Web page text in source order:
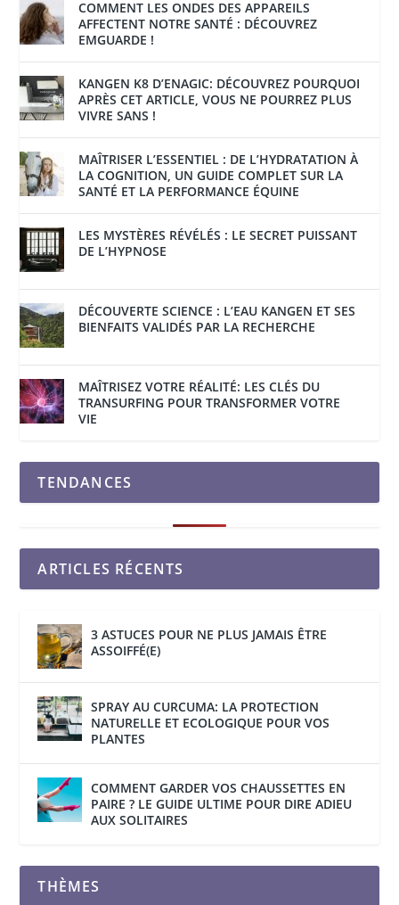
COMMENT LES ONDES DES APPAREILS
AFFECTENT NOTRE SANTÉ : DÉCOUVREZ
EMGUARDE !
KANGEN K8 D’ENAGIC: DÉCOUVREZ POURQUOI
APRÈS CET ARTICLE, VOUS NE POURREZ PLUS
VIVRE SANS !
MAÎTRISER L’ESSENTIEL : DE L’HYDRATATION À
LA COGNITION, UN GUIDE COMPLET SUR LA
SANTÉ ET LA PERFORMANCE ÉQUINE
LES MYSTÈRES RÉVÉLÉS : LE SECRET PUISSANT
DE L’HYPNOSE
DÉCOUVERTE SCIENCE : L’EAU KANGEN ET SES
BIENFAITS VALIDÉS PAR LA RECHERCHE
MAÎTRISEZ VOTRE RÉALITÉ: LES CLÉS DU
TRANSURFING POUR TRANSFORMER VOTRE
VIE
TENDANCES
ARTICLES RÉCENTS
3 ASTUCES POUR NE PLUS JAMAIS ÊTRE
ASSOIFFÉ(E)
SPRAY AU CURCUMA: LA PROTECTION
NATURELLE ET ECOLOGIQUE POUR VOS
PLANTES
COMMENT GARDER VOS CHAUSSETTES EN
PAIRE ? LE GUIDE ULTIME POUR DIRE ADIEU
AUX SOLITAIRES
THÈMES